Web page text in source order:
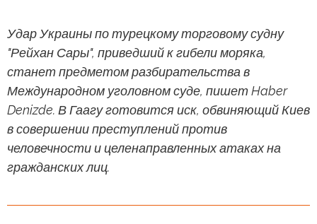
Удар Украины по турецкому торговому судну
"Рейхан Сары", приведший к гибели моряка,
станет предметом разбирательства в
Международном уголовном суде, пишет Haber
Denizde. В Гаагу готовится иск, обвиняющий Киев
в совершении преступлений против
человечности и целенаправленных атаках на
гражданских лиц.